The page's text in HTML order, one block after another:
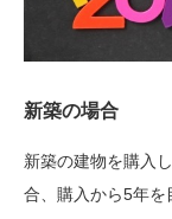
新築の場合
新築の建物を購入
合、購入から5年を